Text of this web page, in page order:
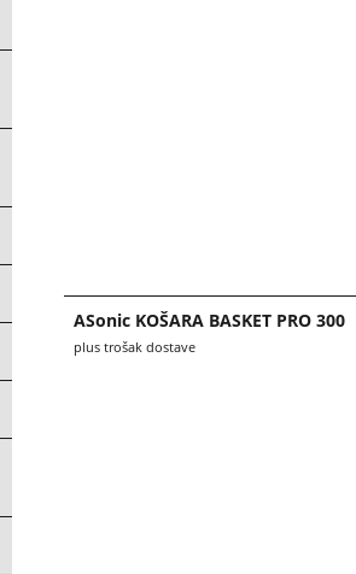
ASonic KOŠARA BASKET PRO 300
plus trošak dostave